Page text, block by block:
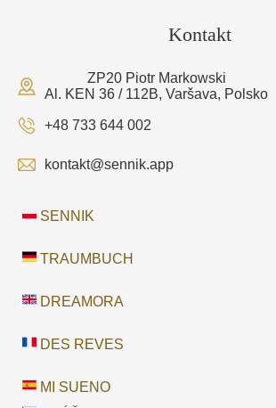
Kontakt
ZP20 Piotr Markowski
Al. KEN 36 / 112B, Varšava, Polsko
+48 733 644 002
kontakt@sennik.app
SENNIK
TRAUMBUCH
DREAMORA
DES REVES
MI SUENO